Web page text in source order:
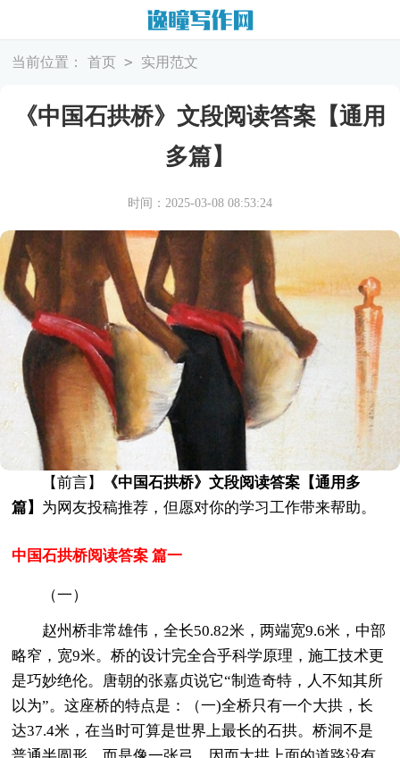
当前位置： 首页 > 实用范文
《中国石拱桥》文段阅读答案【通用
多篇】
时间：2025-03-08 08:53:24
【前言】
《中国石拱桥》文段阅读答案【通用多
篇】 为网友投稿推荐，但愿对你的学习工作带来帮助。
中国石拱桥阅读答案 篇一
（一）
赵州桥非常雄伟，全长50.82米，两端宽9.6米，中部
略窄，宽9米。桥的设计完全合乎科学原理，施工技术更
是巧妙绝伦。唐朝的张嘉贞说它“制造奇特，人不知其所
以为”。这座桥的特点是：（一)全桥只有一个大拱，长
达37.4米，在当时可算是世界上最长的石拱。桥洞不是